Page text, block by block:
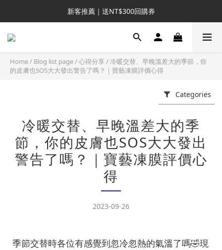
新客推薦｜送NT$300回購券
新客推薦｜送NT$300回購券
升VIP首推｜買4送6起
新客推薦｜送NT$300回購券
Home/ Blog list page/心得分享/冷暖交替、早晚溫差大的季節，你
的皮膚也SOS大大發出警告了嗎？｜寶藝凍膜評價心得
Categories
冷暖交替、早晚溫差大的季
節，你的皮膚也SOS大大發出
警告了嗎？｜寶藝凍膜評價心
得
2023-09-26
季節交替時各位有感覺到忽冷忽熱的氣溫了嗎🤣現